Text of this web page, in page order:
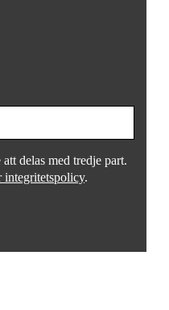
delas med tredje part.
integritetspolicy.